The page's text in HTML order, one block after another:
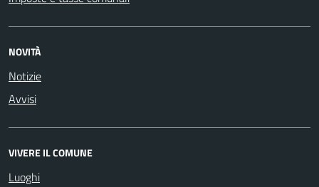
NOVITÀ
Notizie
Avvisi
VIVERE IL COMUNE
Luoghi